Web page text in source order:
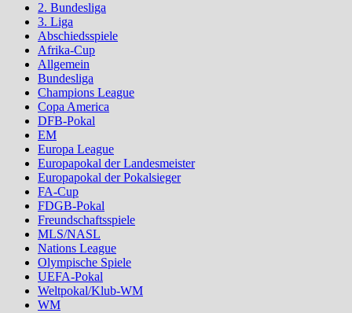
2. Bundesliga
3. Liga
Abschiedsspiele
Afrika-Cup
Allgemein
Bundesliga
Champions League
Copa America
DFB-Pokal
EM
Europa League
Europapokal der Landesmeister
Europapokal der Pokalsieger
FA-Cup
FDGB-Pokal
Freundschaftsspiele
MLS/NASL
Nations League
Olympische Spiele
UEFA-Pokal
Weltpokal/Klub-WM
WM